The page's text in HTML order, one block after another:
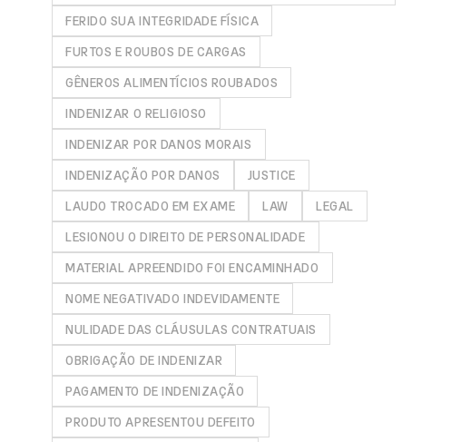
FERIDO SUA INTEGRIDADE FÍSICA
FURTOS E ROUBOS DE CARGAS
GÊNEROS ALIMENTÍCIOS ROUBADOS
INDENIZAR O RELIGIOSO
INDENIZAR POR DANOS MORAIS
INDENIZAÇÃO POR DANOS
JUSTICE
LAUDO TROCADO EM EXAME
LAW
LEGAL
LESIONOU O DIREITO DE PERSONALIDADE
MATERIAL APREENDIDO FOI ENCAMINHADO
NOME NEGATIVADO INDEVIDAMENTE
NULIDADE DAS CLÁUSULAS CONTRATUAIS
OBRIGAÇÃO DE INDENIZAR
PAGAMENTO DE INDENIZAÇÃO
PRODUTO APRESENTOU DEFEITO